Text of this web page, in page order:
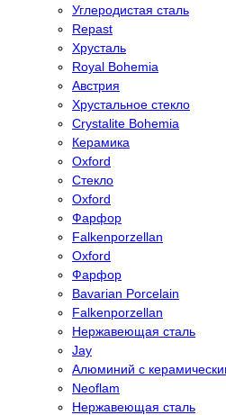
Углеродистая сталь
Repast
Хрусталь
Royal Bohemia
Австрия
Хрустальное стекло
Crystalite Bohemia
Керамика
Oxford
Стекло
Oxford
Фарфор
Falkenporzellan
Oxford
Фарфор
Bavarian Porcelain
Falkenporzellan
Нержавеющая сталь
Jay
Алюминий с
Neoflam
Нержавеющая сталь